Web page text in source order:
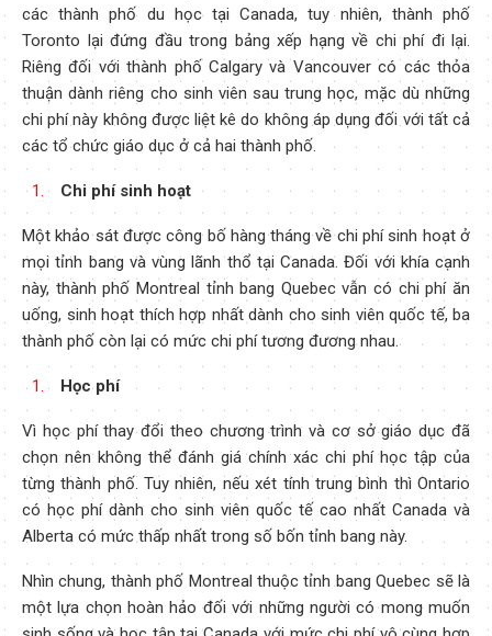
các thành phố du học tại Canada, tuy nhiên, thành phố
Toronto lại đứng đầu trong bảng xếp hạng về chi phí đi lại.
Riêng đối với thành phố Calgary và Vancouver có các thỏa
thuận dành riêng cho sinh viên sau trung học, mặc dù những
chi phí này không được liệt kê do không áp dụng đối với tất cả
các tổ chức giáo dục ở cả hai thành phố.
Chi phí sinh hoạt
Một khảo sát được công bố hàng tháng về chi phí sinh hoạt ở
mọi tỉnh bang và vùng lãnh thổ tại Canada. Đối với khía cạnh
này, thành phố Montreal tỉnh bang Quebec vẫn có chi phí ăn
uống, sinh hoạt thích hợp nhất dành cho sinh viên quốc tế, ba
thành phố còn lại có mức chi phí tương đương nhau.
Học phí
Vì học phí thay đổi theo chương trình và cơ sở giáo dục đã
chọn nên không thể đánh giá chính xác chi phí học tập của
từng thành phố. Tuy nhiên, nếu xét tính trung bình thì Ontario
có học phí dành cho sinh viên quốc tế cao nhất Canada và
Alberta có mức thấp nhất trong số bốn tỉnh bang này.
Nhìn chung, thành phố Montreal thuộc tỉnh bang Quebec sẽ là
một lựa chọn hoàn hảo đối với những người có mong muốn